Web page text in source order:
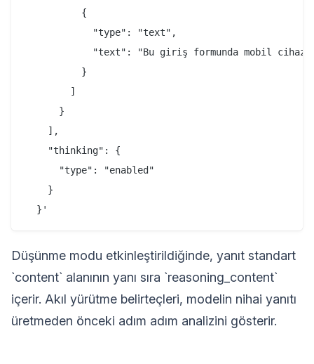
          {
            "type": "text",
"text": "Bu giriş formunda mobil
          }
        ]
      }
    ],
    "thinking": {
      "type": "enabled"
    }
Düşünme modu etkinleştirildiğinde, yanıt standart
`content` alanının yanı sıra `reasoning_content`
içerir. Akıl yürütme belirteçleri, modelin nihai yanıtı
üretmeden önceki adım adım analizini gösterir.